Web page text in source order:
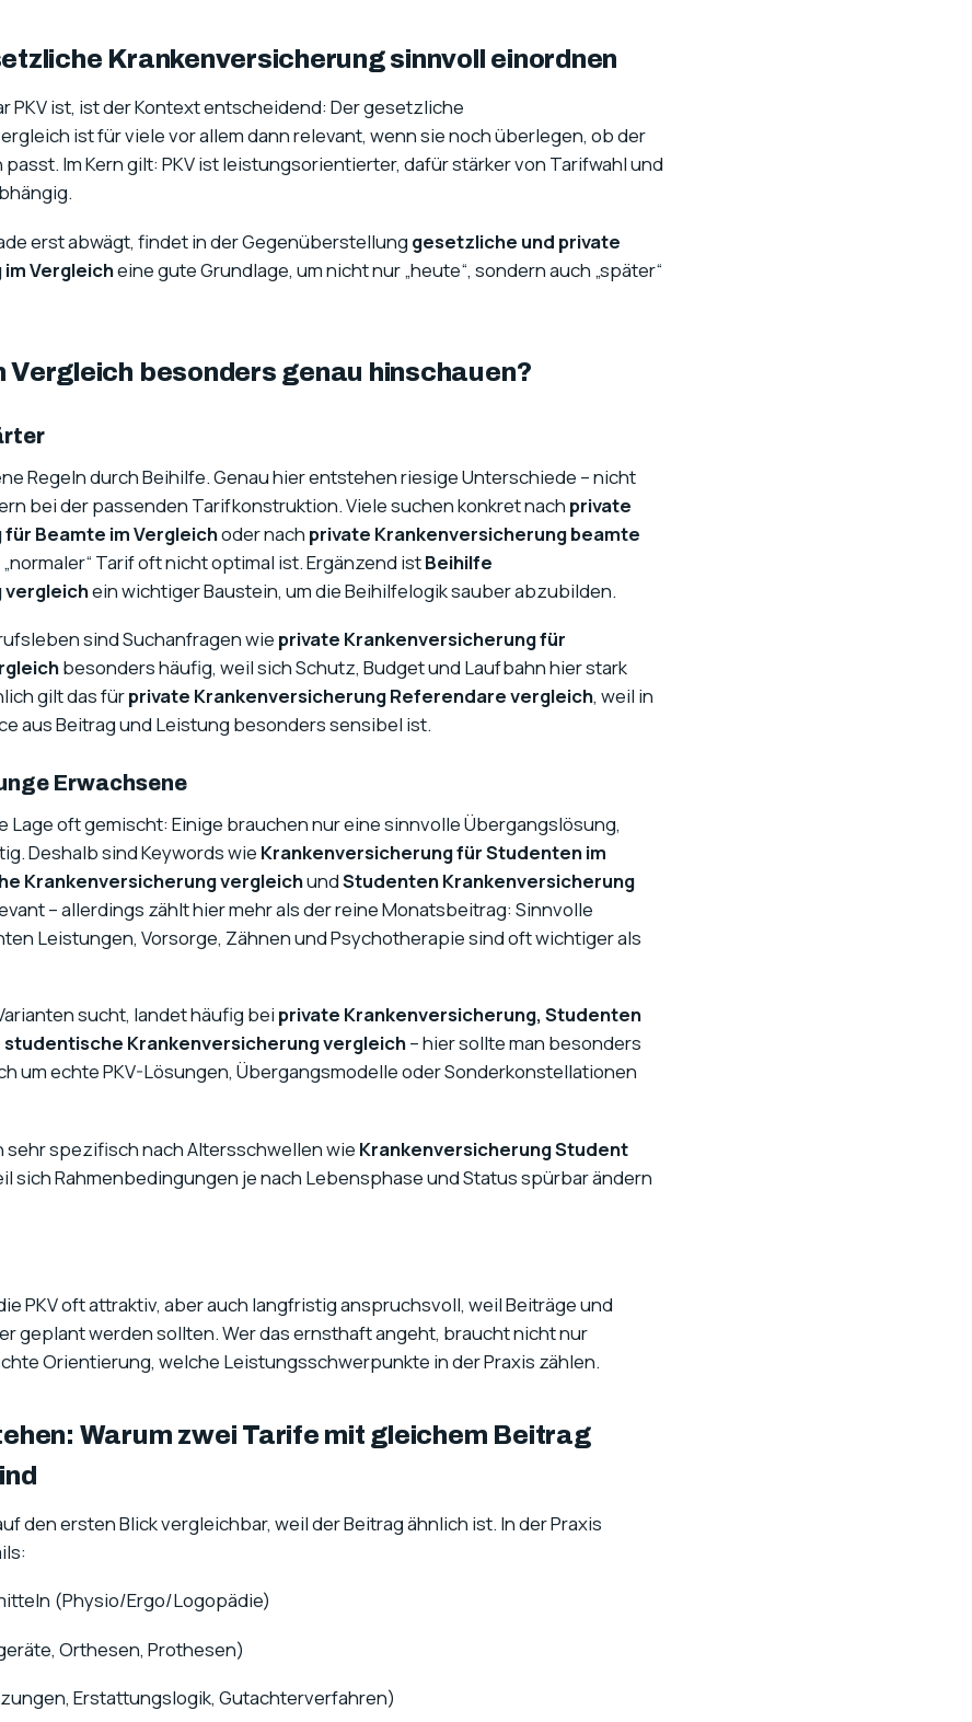
Krankenversicherung sinnvoll einordnen
PKV ist, ist der Kontext entscheidend: Der gesetzliche
ist für viele vor allem dann relevant, wenn sie noch überlegen, ob der
Im Kern gilt: PKV ist leistungsorientierter, dafür stärker von Tarifwahl und
erst abwägt, findet in der Gegenüberstellunggesetzliche und private
Vergleicheine gute Grundlage, um nicht nur „heute“, sondern auch „später“
Vergleich besonders genau hinschauen?
Regeln durch Beihilfe. Genau hier entstehen riesige Unterschiede – nicht
bei der passenden Tarifkonstruktion. Viele suchen konkret nach private
Beamte im Vergleichoder nach private Krankenversicherung beamte
Tarif oft nicht optimal ist. Ergänzend istBeihilfe
vergleichein wichtiger Baustein, um die Beihilfelogik sauber abzubilden.
sind Suchanfragen wie private Krankenversicherung für
besonders häufig, weil sich Schutz, Budget und Laufbahn hier stark
gilt das fürprivate Krankenversicherung Referendare vergleich, weil in
aus Beitrag und Leistung besonders sensibel ist.
Erwachsene
Lage oft gemischt: Einige brauchen nur eine sinnvolle Übergangslösung,
Deshalb sind Keywords wie Krankenversicherung für Studenten im
Krankenversicherung vergleichundStudenten Krankenversicherung
– allerdings zählt hier mehr als der reine Monatsbeitrag: Sinnvolle
Leistungen, Vorsorge, Zähnen und Psychotherapie sind oft wichtiger als
sucht, landet häufig bei private Krankenversicherung, Studenten
studentische Krankenversicherung vergleich– hier sollte man besonders
um echte PKV-Lösungen, Übergangsmodelle oder Sonderkonstellationen
sehr spezifisch nach Altersschwellen wie Krankenversicherung Student
sich Rahmenbedingungen je nach Lebensphase und Status spürbar ändern
PKV oft attraktiv, aber auch langfristig anspruchsvoll, weil Beiträge und
geplant werden sollten. Wer das ernsthaft angeht, braucht nicht nur
Orientierung, welche Leistungsschwerpunkte in der Praxis zählen.
Warum zwei Tarife mit gleichem Beitrag
den ersten Blick vergleichbar, weil der Beitrag ähnlich ist. In der Praxis
(Physio/Ergo/Logopädie)
Orthesen, Prothesen)
Erstattungslogik, Gutachterverfahren)